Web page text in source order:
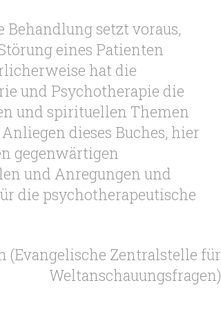
Behandlung setzt voraus,
eines Patienten
hat die
und Psychotherapie die
und spirituellen Themen
dieses Buches, hier
gegenwärtigen
und Anregungen und
die psychotherapeutische
(Evangelische Zentralstelle für
Weltanschauungsfragen)